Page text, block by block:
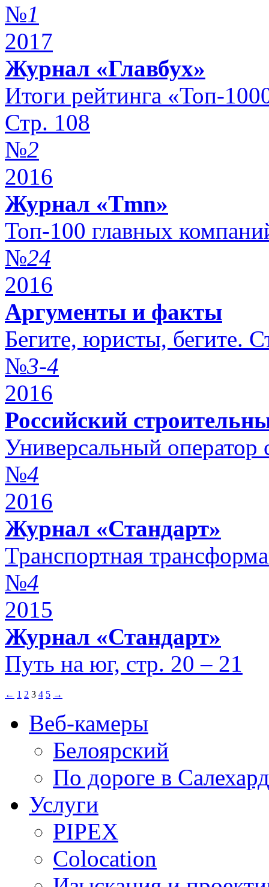
№1
2017
Журнал «Главбух»
Итоги рейтинга «Топ-
Стр. 108
№2
2016
Журнал «Tmn»
Топ-100 главных
№24
2016
Аргументы и факты
Бегите, юристы, бегите.
№3-4
2016
Российский
Универсальный оператор
№4
2016
Журнал «Стандарт»
Транспортная
№4
2015
Журнал «Стандарт»
Путь на юг, стр. 20 – 21
← 1 2 3 4 5 →
Веб-камеры
Белоярский
По дороге в Салехард
Услуги
PIPEX
Colocation